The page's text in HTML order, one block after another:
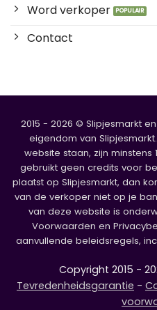
Word verkoper
Contact
2015 - 2026 © Slipjesmarkt
eigendom van
website staan, zijn minstens
gebruikt geen credits voor
plaatst op Slipjesmarkt, dan
van de verkoper niet op je
van deze website is
Voorwaarden en
aanvullende beleidsregels,
Copyright 2015 -
Tevredenheidsgarantie -